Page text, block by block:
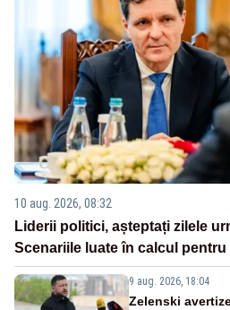
10 aug. 2026, 08:32
Liderii politici, așteptați zilele
Scenariile luate în calcul pentru
9 aug. 2026, 18:04
Zelenski